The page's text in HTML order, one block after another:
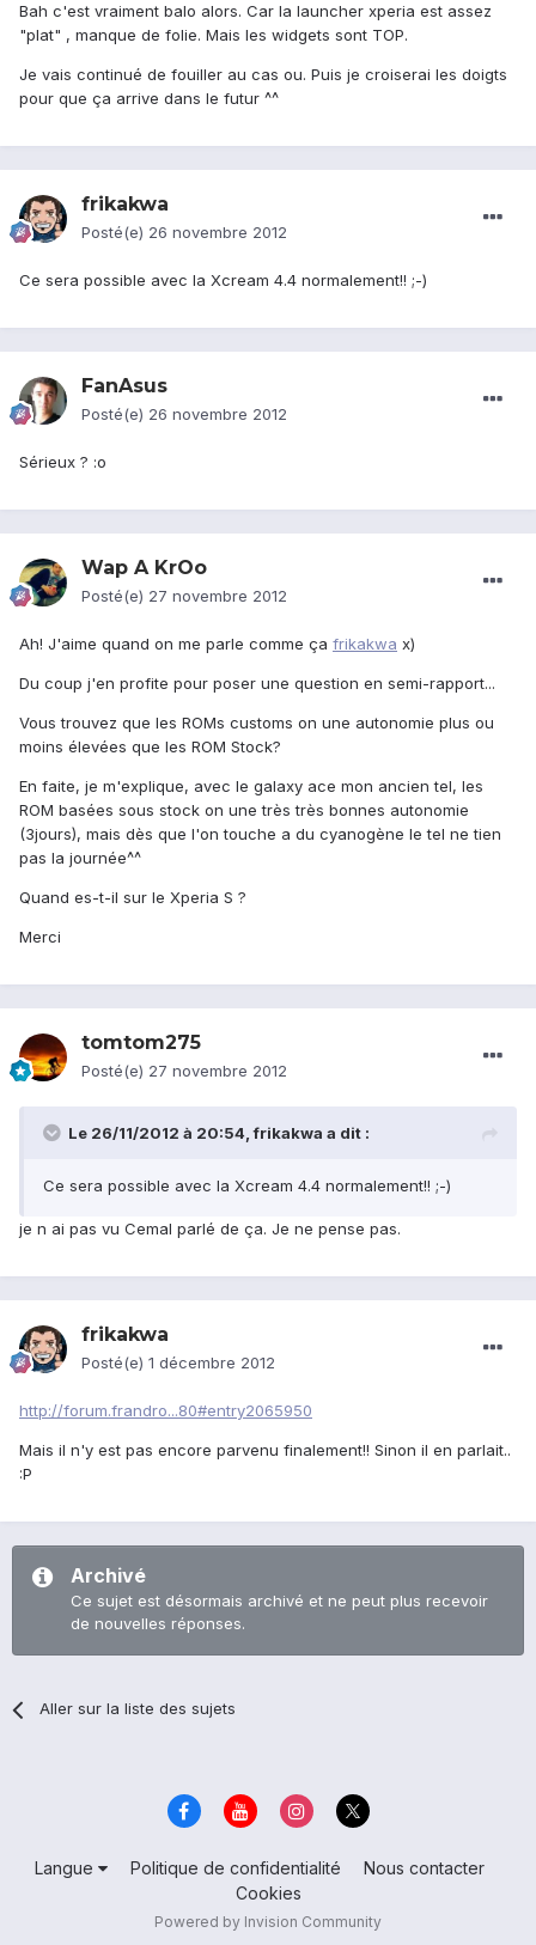
Bah c'est vraiment balo alors. Car la launcher xperia est assez
"plat" , manque de folie. Mais les widgets sont TOP.
Je vais continué de fouiller au cas ou. Puis je croiserai les doigts
pour que ça arrive dans le futur ^^
frikakwa
Posté(e) 26 novembre 2012
Ce sera possible avec la Xcream 4.4 normalement!! ;-)
FanAsus
Posté(e) 26 novembre 2012
Sérieux ? :o
Wap A KrOo
Posté(e) 27 novembre 2012
Ah! J'aime quand on me parle comme ça frikakwa x)
Du coup j'en profite pour poser une question en semi-rapport...
Vous trouvez que les ROMs customs on une autonomie plus ou
moins élevées que les ROM Stock?
En faite, je m'explique, avec le galaxy ace mon ancien tel, les
ROM basées sous stock on une très très bonnes autonomie
(3jours), mais dès que l'on touche a du cyanogène le tel ne tien
pas la journée^^
Quand es-t-il sur le Xperia S ?
Merci
tomtom275
Posté(e) 27 novembre 2012
Le 26/11/2012 à 20:54, frikakwa a dit :
Ce sera possible avec la Xcream 4.4 normalement!! ;-)
je n ai pas vu Cemal parlé de ça. Je ne pense pas.
frikakwa
Posté(e) 1 décembre 2012
http://forum.frandro...80#entry2065950
Mais il n'y est pas encore parvenu finalement!! Sinon il en parlait..
:P
Archivé
Ce sujet est désormais archivé et ne peut plus recevoir
de nouvelles réponses.
Aller sur la liste des sujets
Langue Politique de confidentialité
Nous contacter
Cookies
Powered by Invision Community